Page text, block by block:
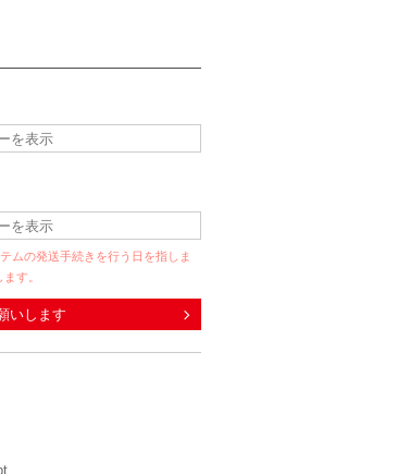
ムの発送手続きを行う日を指しま
す。
いします